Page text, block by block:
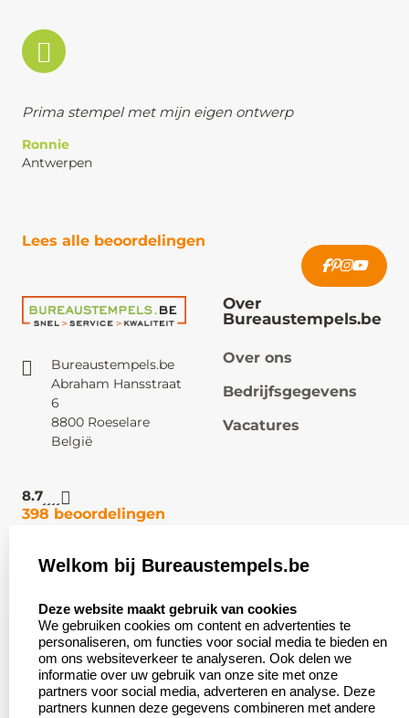
Prima stempel met mijn eigen ontwerp
Ronnie
Antwerpen
Lees alle beoordelingen
Bureaustempels.be
Abraham Hansstraat
6
8800 Roeselare
België
8.7
398 beoordelingen
Over
Bureaustempels.be
Over ons
Bedrijfsgegevens
Vacatures
Klantenservice:
Contact
Veel gestelde vragen
Retourneren
Herroepingsrecht
Zakelijk:
Aanvraag op maat
Wederverkoper
worden
Betaling &
Verzending
Welkom bij Bureaustempels.be
Deze website maakt gebruik van cookies
We gebruiken cookies om content en advertenties te
personaliseren, om functies voor social media te bieden en
om ons websiteverkeer te analyseren. Ook delen we
informatie over uw gebruik van onze site met onze
partners voor social media, adverteren en analyse. Deze
partners kunnen deze gegevens combineren met andere